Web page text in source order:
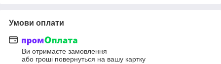
Умови оплати
Ви отримаєте замовлення
або гроші повернуться на вашу картку